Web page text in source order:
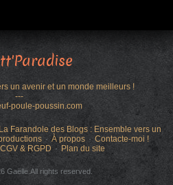
un avenir et un monde meilleurs !
---
poule-poussin.com
La Farandole des Blogs : Ensemble vers un
À propos
Contacte-moi !
CGV & RGPD Plan du site
Gaëlle.All rights reserved.